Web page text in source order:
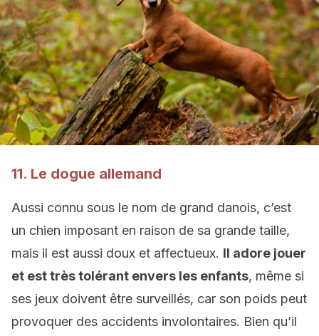
11. Le dogue allemand
Aussi connu sous le nom de grand danois, c’est
un chien imposant en raison de sa grande taille,
mais il est aussi doux et affectueux. Il adore jouer
et est très tolérant envers les enfants, même si
ses jeux doivent être surveillés, car son poids peut
provoquer des accidents involontaires. Bien qu’il